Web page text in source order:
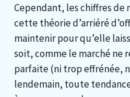
Cependant, les chiffres
cette théorie d’arriéré
maintenir pour qu’elle
soit, comme le marché ne
parfaite (ni trop effrénée,
lendemain, toute